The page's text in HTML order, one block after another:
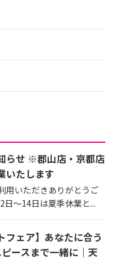
らせ ※郡山店・京都店
いたします
用いただきありがとうご
日～14日は夏季休業と...
フェア】あなたに合う
ースまで一緒に｜天